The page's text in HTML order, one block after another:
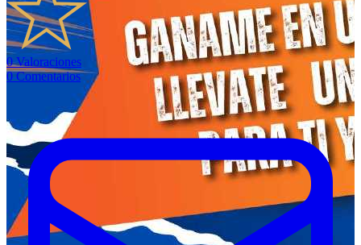
0 Valoraciones
0 Comentarios